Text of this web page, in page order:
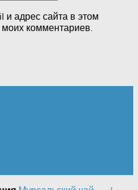
и адрес сайта в этом
комментариев.